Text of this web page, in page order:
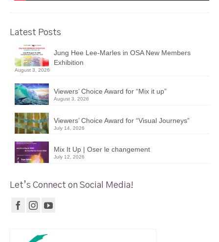
Latest Posts
Jung Hee Lee-Marles in OSA New Members
Exhibition
August 3, 2026
Viewers’ Choice Award for “Mix it up”
August 3, 2026
Viewers’ Choice Award for “Visual Journeys”
July 14, 2026
Mix It Up | Oser le changement
July 12, 2026
Let’s Connect on Social Media!